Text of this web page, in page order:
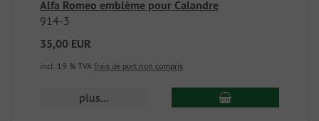
Alfa Romeo emblème pour Calandre
914-3
35,00 EUR
incl. 19 % TVA frais de port non compris
plus...